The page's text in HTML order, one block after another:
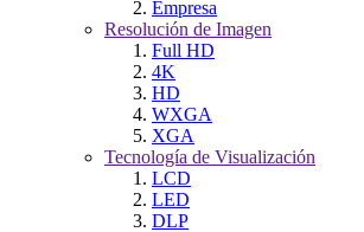
Empresa
Resolución de Imagen
Full HD
4K
HD
WXGA
XGA
Tecnología de Visualización
LCD
LED
DLP